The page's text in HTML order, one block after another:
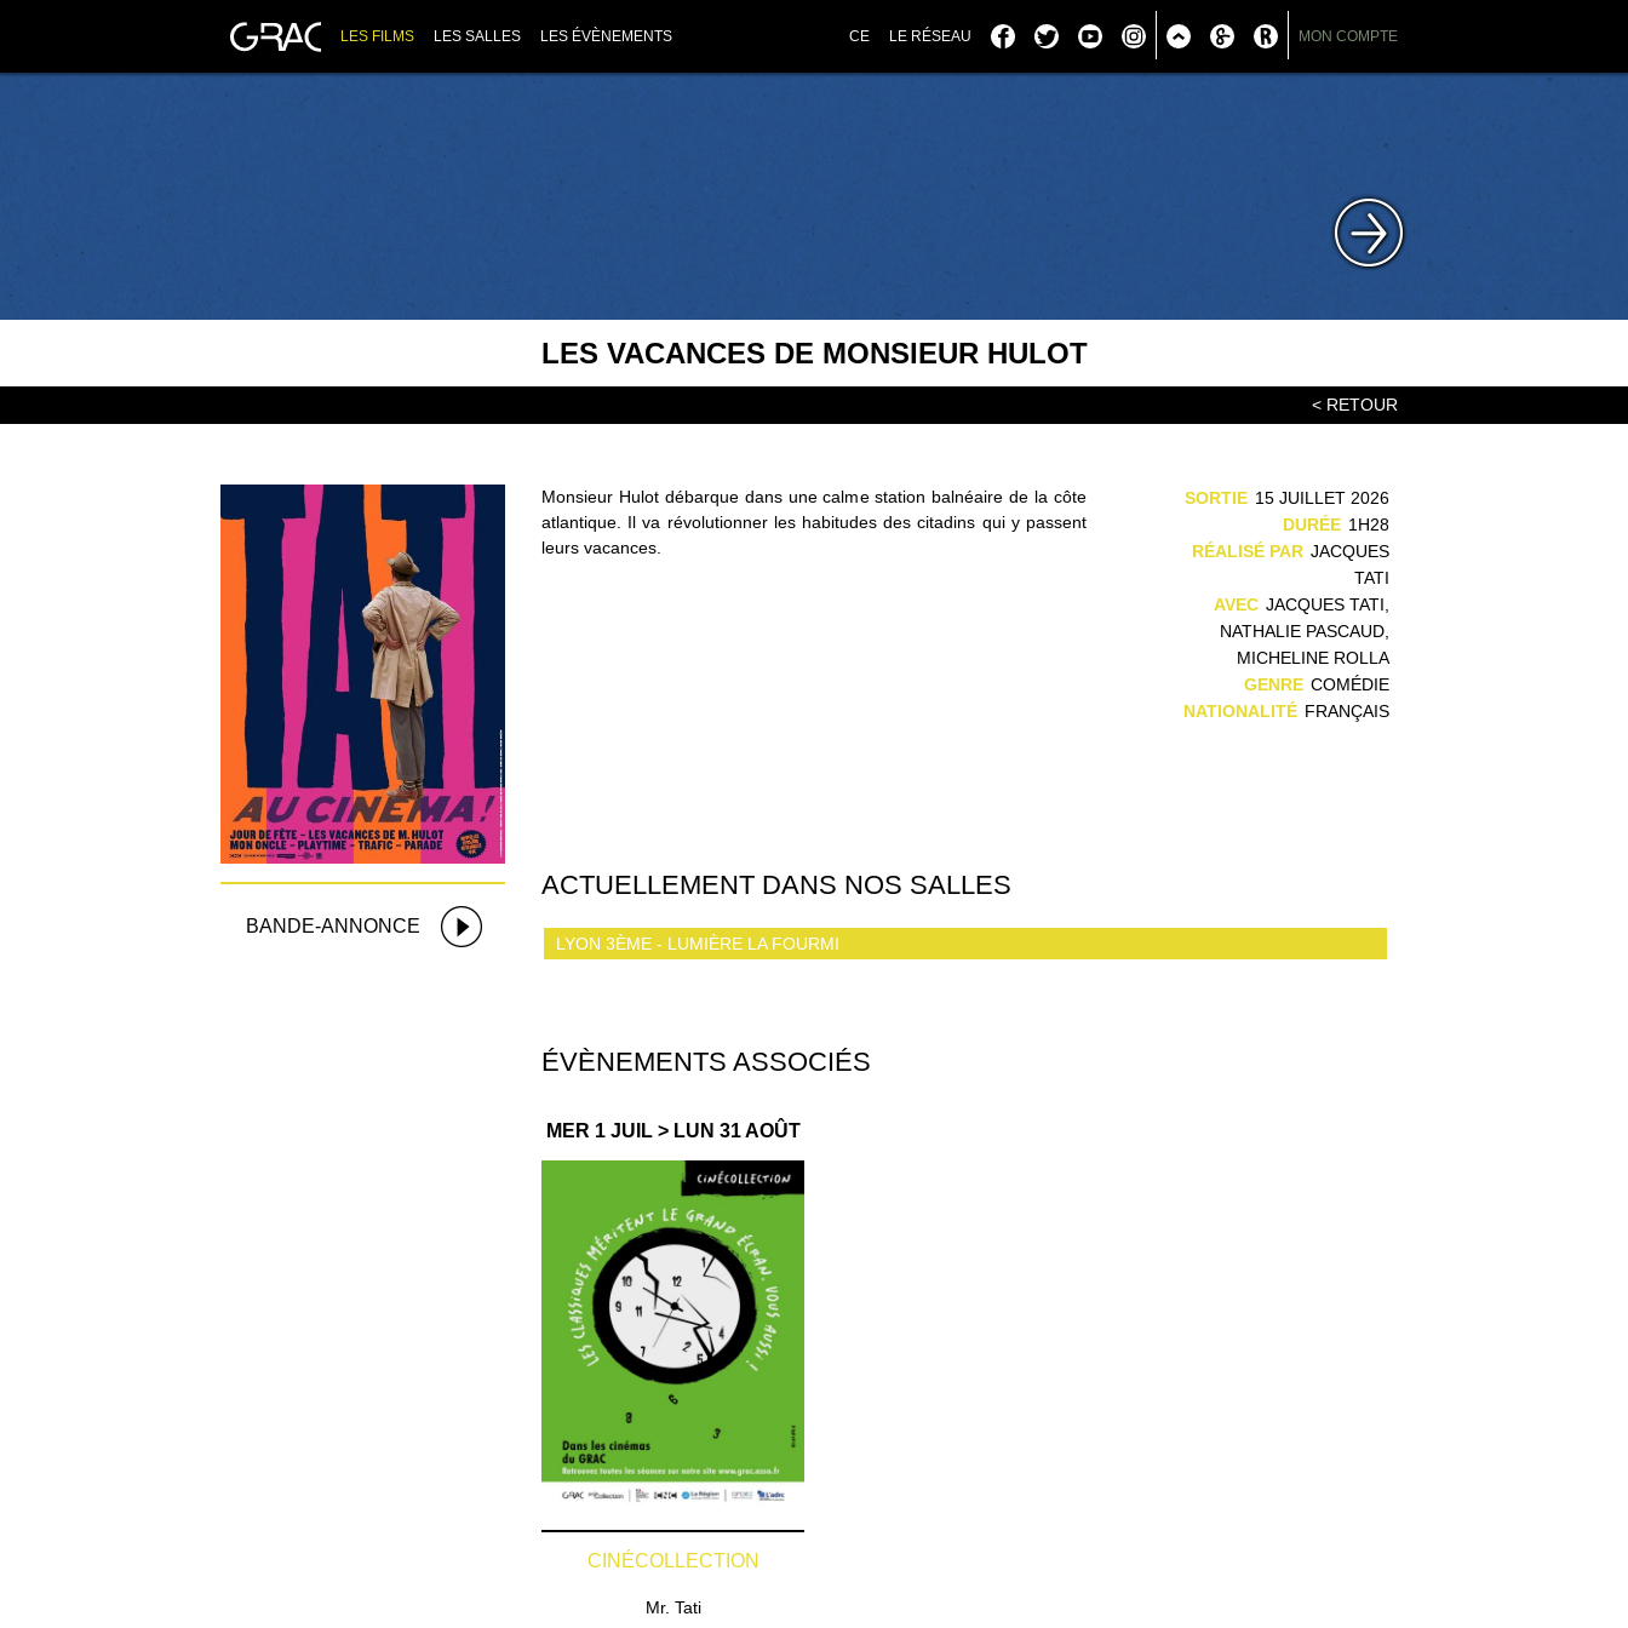
LES FILMS LES SALLES LES ÉVÈNEMENTS CE LE RÉSEAU MON COMPTE
LES VACANCES DE MONSIEUR HULOT
< RETOUR
BANDE-ANNONCE
Monsieur Hulot débarque dans une calme station balnéaire de la côte
atlantique. Il va révolutionner les habitudes des citadins qui y passent
leurs vacances.
SORTIE 15 JUILLET 2026
DURÉE 1H28
RÉALISÉ PAR JACQUES
TATI
AVEC JACQUES TATI,
NATHALIE PASCAUD,
MICHELINE ROLLA
GENRE COMÉDIE
NATIONALITÉ FRANÇAIS
ACTUELLEMENT DANS NOS SALLES
LYON 3ÈME - LUMIÈRE LA FOURMI
ÉVÈNEMENTS ASSOCIÉS
MER 1 JUIL > LUN 31 AOÛT
CINÉCOLLECTION
Mr. Tati